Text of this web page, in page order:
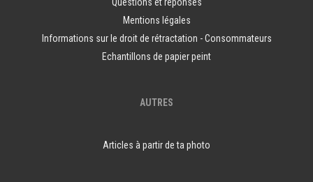
Mentions légales
Informations sur le droit de rétractation - Consommateurs
Echantillons de papier peint
AUTRES
Articles à partir de ta photo